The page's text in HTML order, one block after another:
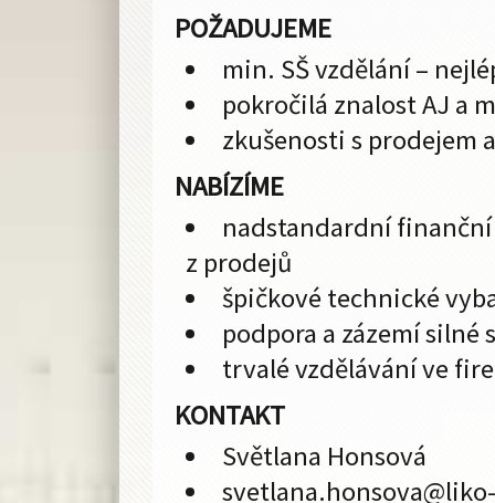
POŽADUJEME
min. SŠ vzdělání –
pokročilá znalost AJ a
zkušenosti s prodejem
NABÍZÍME
nadstandardní
z prodejů
špičkové technické
podpora a zázemí silné
trvalé vzdělávání ve
KONTAKT
Světlana Honsová
svetlana.honsova@